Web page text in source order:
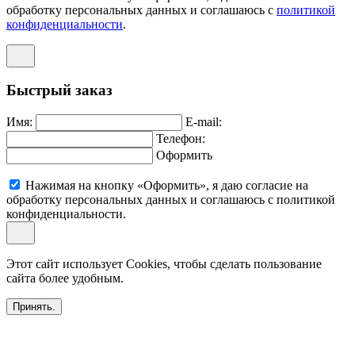
обработку персональных данных и соглашаюсь c политикой
конфиденциальности.
Быстрый заказ
Имя:
E-mail:
Телефон:
Оформить
Нажимая на кнопку «Оформить», я даю согласие на
обработку персональных данных и соглашаюсь c политикой
конфиденциальности.
Этот сайт использует Cookies, чтобы сделать пользование
сайта более удобным.
Принять.